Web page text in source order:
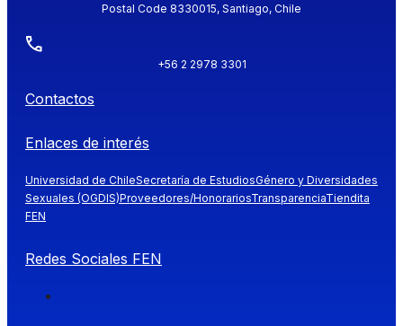
Postal Code 8330015, Santiago, Chile
+56 2 2978 3301
Contactos
Enlaces de interés
Universidad de ChileSecretaría de EstudiosGénero y Diversidades
Sexuales (OGDIS)Proveedores/HonorariosTransparenciaTiendita
FEN
Redes Sociales FEN